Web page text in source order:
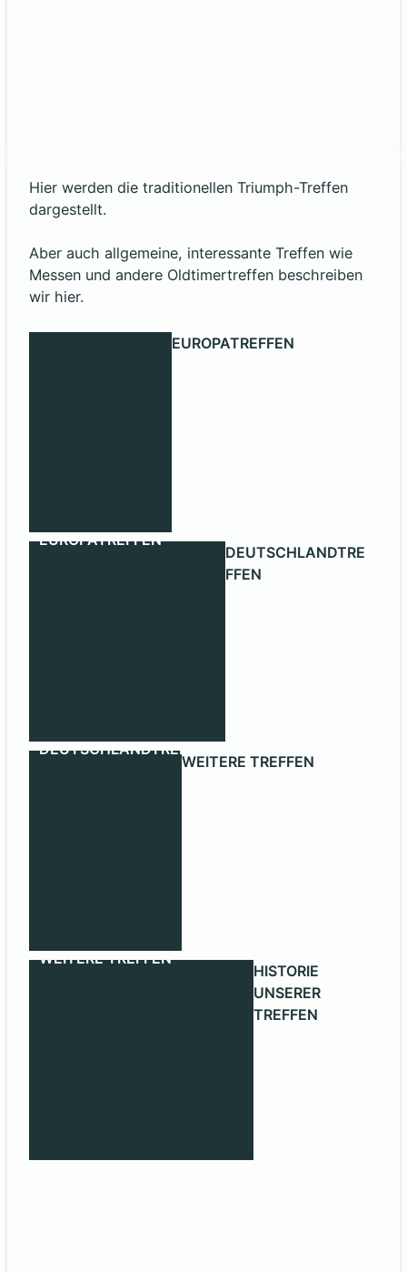
Hier werden die traditionellen Triumph-Treffen
dargestellt.
Aber auch allgemeine, interessante Treffen wie
Messen und andere Oldtimertreffen beschreiben
wir hier.
EUROPATREFFEN
EUROPATREFFEN
DEUTSCHLANDTREFFEN
DEUTSCHLANDTRE
FFEN
WEITERE TREFFEN
WEITERE TREFFEN
HISTORIE
UNSERER
TREFFEN